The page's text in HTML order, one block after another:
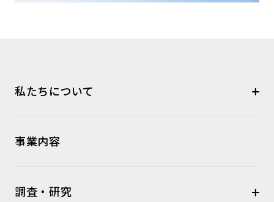
私たちについて
事業内容
調査・研究